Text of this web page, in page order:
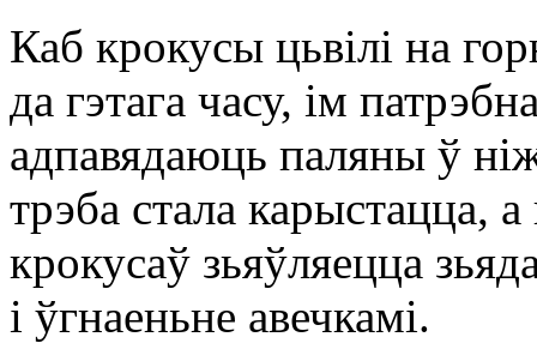
Каб крокусы цьвілі на
да гэтага часу, ім
адпавядаюць паляны ў
трэба стала карыстацца,
крокусаў зьяўляецца
і ўгнаеньне авечкамі.